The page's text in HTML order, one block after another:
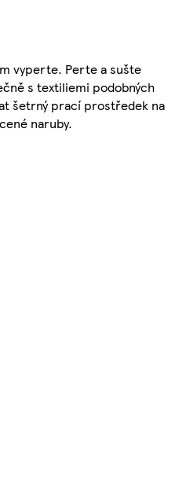
vyperte. Perte a sušte
s textiliemi podobných
šetrný prací prostředek na
naruby.